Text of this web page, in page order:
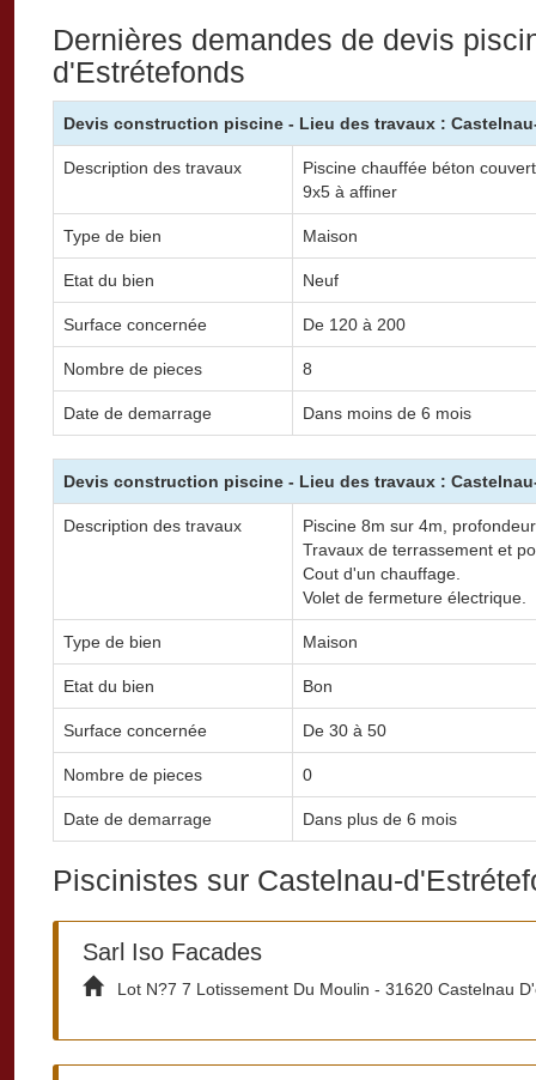
Dernières demandes de devis
d'Estrétefonds
Devis construction piscine - Lieu des travaux :
Description des travaux
Piscine chauffée béton
9x5 à affiner
Type de bien Maison
Etat du bien Neuf
Surface concernée De 120 à 200
Nombre de pieces 8
Date de demarrage Dans moins de 6 mois
Devis construction piscine - Lieu des travaux :
Description des travaux
Piscine 8m sur 4m,
Travaux de terrassement et
Cout d'un chauffage.
Volet de fermeture électrique.
Type de bien Maison
Etat du bien Bon
Surface concernée De 30 à 50
Nombre de pieces 0
Date de demarrage Dans plus de 6 mois
Piscinistes sur Castelnau-
Sarl Iso Facades
Lot N?7 7 Lotissement Du Moulin - 31620 Castelnau